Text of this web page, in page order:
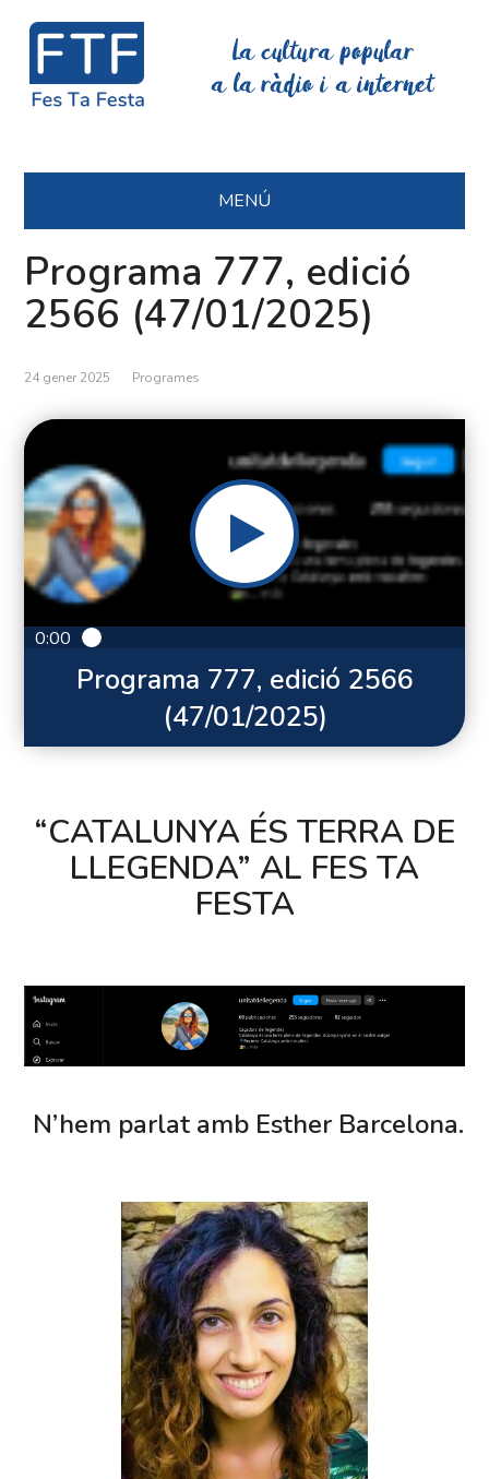
La cultura popular
a la ràdio i a internet
MENÚ
Programa 777, edició
2566 (47/01/2025)
24 gener 2025 Programes
0:00
Programa 777, edició 2566
(47/01/2025)
“CATALUNYA ÉS TERRA DE
LLEGENDA” AL FES TA
FESTA
N’hem parlat amb Esther Barcelona.